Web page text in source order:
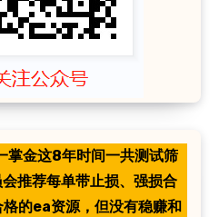
金这8年时间一共测试筛
推荐每单带止损、强损合
的ea资源，但没有稳赚和